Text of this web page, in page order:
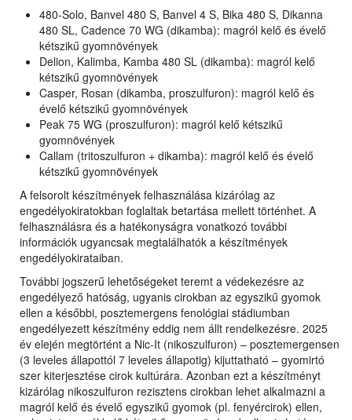
480-Solo, Banvel 480 S, Banvel 4 S, Bika 480 S, Dikanna
480 SL, Cadence 70 WG (dikamba): magról kelő és évelő
kétszikű gyomnövények
Delion, Kalimba, Kamba 480 SL (dikamba): magról kelő
kétszikű gyomnövények
Casper, Rosan (dikamba, proszulfuron): magról kelő és
évelő kétszikű gyomnövények
Peak 75 WG (proszulfuron): magról kelő kétszikű
gyomnövények
Callam (tritoszulfuron + dikamba): magról kelő és évelő
kétszikű gyomnövények
A felsorolt készítmények felhasználása kizárólag az
engedélyokiratokban foglaltak betartása mellett történhet. A
felhasználásra és a hatékonyságra vonatkozó további
információk ugyancsak megtalálhatók a készítmények
engedélyokirataiban.
További jogszerű lehetőségeket teremt a védekezésre az
engedélyező hatóság, ugyanis cirokban az egyszikű gyomok
ellen a későbbi, posztemergens fenológiai stádiumban
engedélyezett készítmény eddig nem állt rendelkezésre. 2025
év elején megtörtént a Nic-It (nikoszulfuron) – posztemergensen
(3 leveles állapottól 7 leveles állapotig) kijuttatható – gyomirtó
szer kiterjesztése cirok kultúrára. Azonban ezt a készítményt
kizárólag nikoszulfuron rezisztens cirokban lehet alkalmazni a
magról kelő és évelő egyszikű gyomok (pl. fenyércirok) ellen,